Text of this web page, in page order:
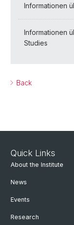
Informationen
Informationen
Studies
Back
Quick Links
About the Institute
News
Events
Research